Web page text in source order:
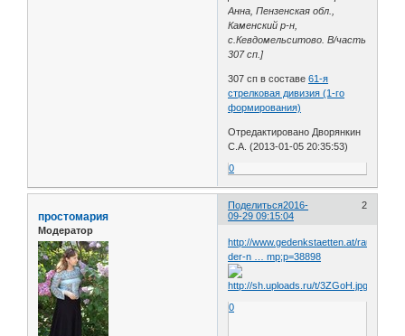
Анна, Пензенская обл.,
Каменский р-н,
с.Кевдомельситово. В/часть
307 сп.]
307 сп в составе61-я
стрелковая дивизия (1-го
формирования)
Отредактировано Дворянкин
С.А. (2013-01-05 20:35:53)
0
Поделиться 2
2016-
09-29 09:15:04
простомария
Модератор
http://www.gedenkstaetten.at/raum-
der-n … mp;p=38898
0